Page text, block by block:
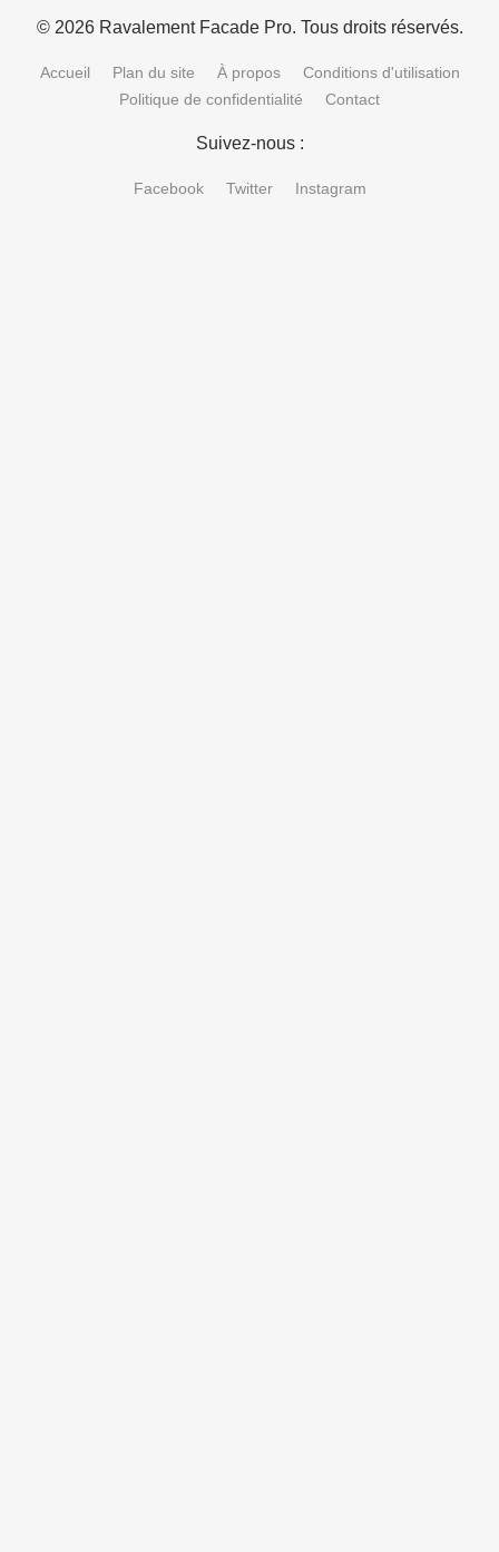
© 2026 Ravalement Facade Pro. Tous droits réservés.
Accueil Plan du site À propos
Conditions d'utilisation
Politique de confidentialité
Contact
Suivez-nous :
Facebook Twitter Instagram